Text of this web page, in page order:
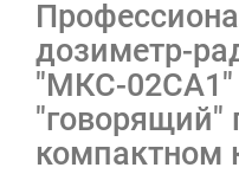
дозиметр-
"МКС-02СА1"
"говорящий"
компактном